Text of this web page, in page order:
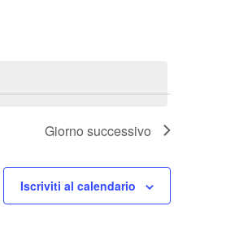
Giorno successivo
Iscriviti al calendario